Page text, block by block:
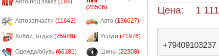
Авто под заказ (184)
(20506)
Автозапчасти (11642) Авто (136627)
Хобби, отдых (25988) Услуги (71976)
Одежда/обувь (66181) Шины (22308)
Цена: 1 111
+79409103237